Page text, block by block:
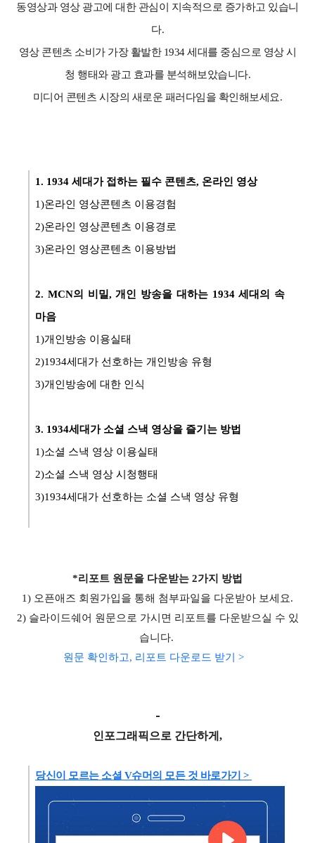
동영상과 영상 광고에 대한 관심이 지속적으로 증가하고 있습니
다.
영상 콘텐츠 소비가 가장 활발한 1934 세대를 중심으로 영상 시
청 행태와 광고 효과를 분석해보았습니다.
미디어 콘텐츠 시장의 새로운 패러다임을 확인해보세요.
1. 1934 세대가 접하는 필수 콘텐츠, 온라인 영상
1)온라인 영상콘텐츠 이용경험
2)온라인 영상콘텐츠 이용경로
3)온라인 영상콘텐츠 이용방법
2. MCN의 비밀, 개인 방송을 대하는 1934 세대의 속
마음
1)개인방송 이용실태
2)1934세대가 선호하는 개인방송 유형
3)개인방송에 대한 인식
3. 1934세대가 소셜 스낵 영상을 즐기는 방법
1)소셜 스낵 영상 이용실태
2)소셜 스낵 영상 시청행태
3)1934세대가 선호하는 소셜 스낵 영상 유형
*리포트 원문을 다운받는 2가지 방법
1) 오픈애즈 회원가입을 통해 첨부파일을 다운받아 보세요.
2) 슬라이드쉐어 원문으로 가시면 리포트를 다운받으실 수 있
습니다.
원문 확인하고, 리포트 다운로드 받기 >
-
인포그래픽으로 간단하게,
당신이 모르는 소셜 V슈머의 모든 것 바로가기 >